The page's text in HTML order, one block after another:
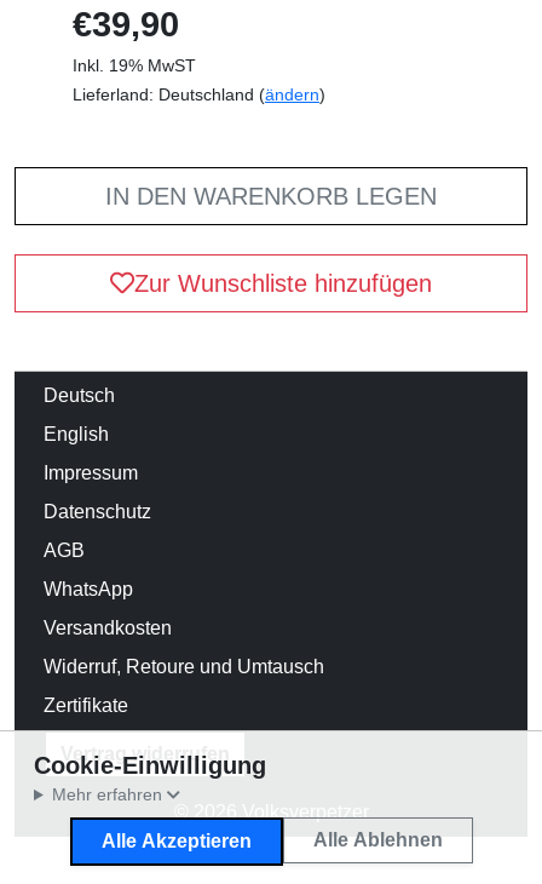
€39,90
Inkl. 19% MwST
Lieferland: Deutschland (ändern)
IN DEN WARENKORB LEGEN
Zur Wunschliste hinzufügen
Deutsch
English
Impressum
Datenschutz
AGB
WhatsApp
Versandkosten
Widerruf, Retoure und Umtausch
Zertifikate
Vertrag widerrufen
© 2026 Volksverpetzer
Cookie-Einwilligung
Mehr erfahren
Alle Akzeptieren Alle Ablehnen